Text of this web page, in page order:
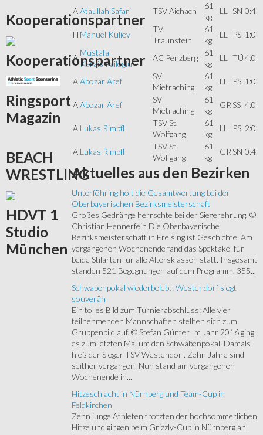
AAtaullah Safari TSV Aichach
61
kg
LL SN 0:4
H Manuel Kuliev
TV
Traunstein
61
kg
LL PS 1:0
A
Mustafa
Karaismailoglu
AC Penzberg
61
kg
LL TÜ4:0
AAbozar Aref
SV
Mietraching
61
kg
LL PS 1:0
AAbozar Aref
SV
Mietraching
61
kg
GR SS 4:0
A Lukas Rimpfl
TSV St.
Wolfgang
61
kg
LL PS 2:0
A Lukas Rimpfl
TSV St.
Wolfgang
61
kg
GR SN 0:4
Aktuelles aus den Bezirken
Unterföhring holt die Gesamtwertung bei der
Oberbayerischen Bezirksmeisterschaft
Großes Gedränge herrschte bei der Siegerehrung. ©
Christian Hennerfein Die Oberbayerische
Bezirksmeisterschaft in Freising ist Geschichte. Am
vergangenen Wochenende fand das Spektakel für
beide Stilarten für alle Altersklassen statt. Insgesamt
standen 521 Begegnungen auf dem Programm. 355...
Schwabenpokal wiederbelebt: Westendorf siegt
souverän
Ein tolles Bild zum Turnierabschluss: Alle vier
teilnehmenden Mannschaften stellten sich zum
Gruppenbild auf. © Stefan Günter Im Jahr 2016 ging
es zum letzten Mal um den Schwabenpokal. Damals
hieß der Sieger TSV Westendorf. Zehn Jahre sind
seither vergangen. Nun stand am vergangenen
Wochenende in...
Hitzeschlacht in Nürnberg und Team-Cup in
Feldkirchen
Zehn junge Athleten trotzten der hochsommerlichen
Hitze und gingen beim Grizzly-Cup in Nürnberg an
Kooperationspartner
Kooperationspartner
Ringsport
Magazin
BEACH
WRESTLING
HDVT 1
Studio
München